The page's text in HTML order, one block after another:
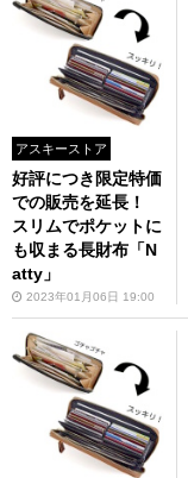
アスキーストア
好評につき限定特価
での販売を延長！
スリムでポケットに
も収まる長財布「N
atty」
2023年01月06日 19:00